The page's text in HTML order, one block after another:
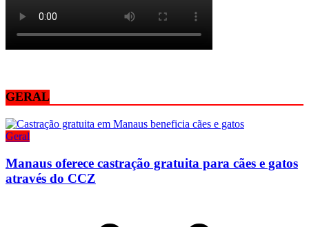
GERAL
Geral
Manaus oferece castração gratuita para cães e gatos
através do CCZ